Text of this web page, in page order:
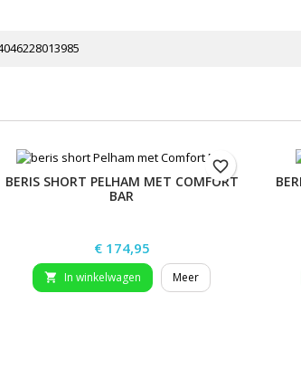
BERIS SHORT PELHAM MET COMFORT
BAR
Prijs
€ 174,95
 In winkelwagen Meer
favorite_border